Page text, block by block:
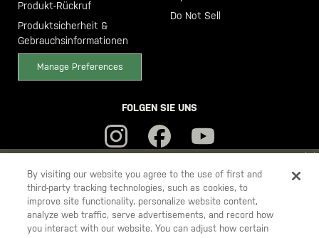
YOU ARE SHOPPING ON OURDEUTSCHLANDSITE. WOULD YOU
LIKE TO SHIP TO ANOTHER COUNTRY?
STAY ONDEUTSCHLAND
Produkt-Rückruf
Produktsicherheit &
Gebrauchsinformationen
Manage Preferences
Do Not Sell
FOLGEN SIE UNS
5.11
Tactical
By visiting our website you agree to the use of first and
third-party tracking technologies, such as cookies, to
improve site functionality, personalize website content,
analyze web traffic, serve advertisements, and record how
you interact with our website. You can adjust how certain